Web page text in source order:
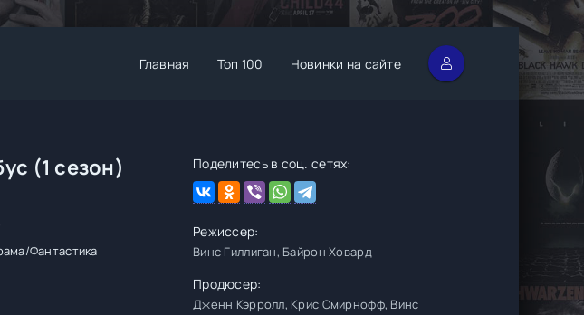
Главная Топ 100 Новинки на сайте
(1 сезон)
/Фантастика
Поделитесь в соц. сетях:
Режиссер:
Винс Гиллиган, Байрон Ховард
Продюсер:
Дженн Кэрролл, Крис Смирнофф, Винс